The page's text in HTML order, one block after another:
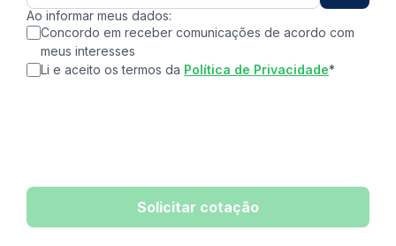
Ao informar meus dados:
Concordo em receber comunicações de acordo com
meus interesses
Li e aceito os termos da Política de Privacidade*
Solicitar cotação